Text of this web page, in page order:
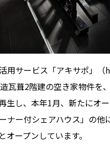
用サービス「アキサポ」
瓦葺2階建の空き家物件を
生し、本年1月、新たにオ
ナー付シェアハウス」の
オープンしています。